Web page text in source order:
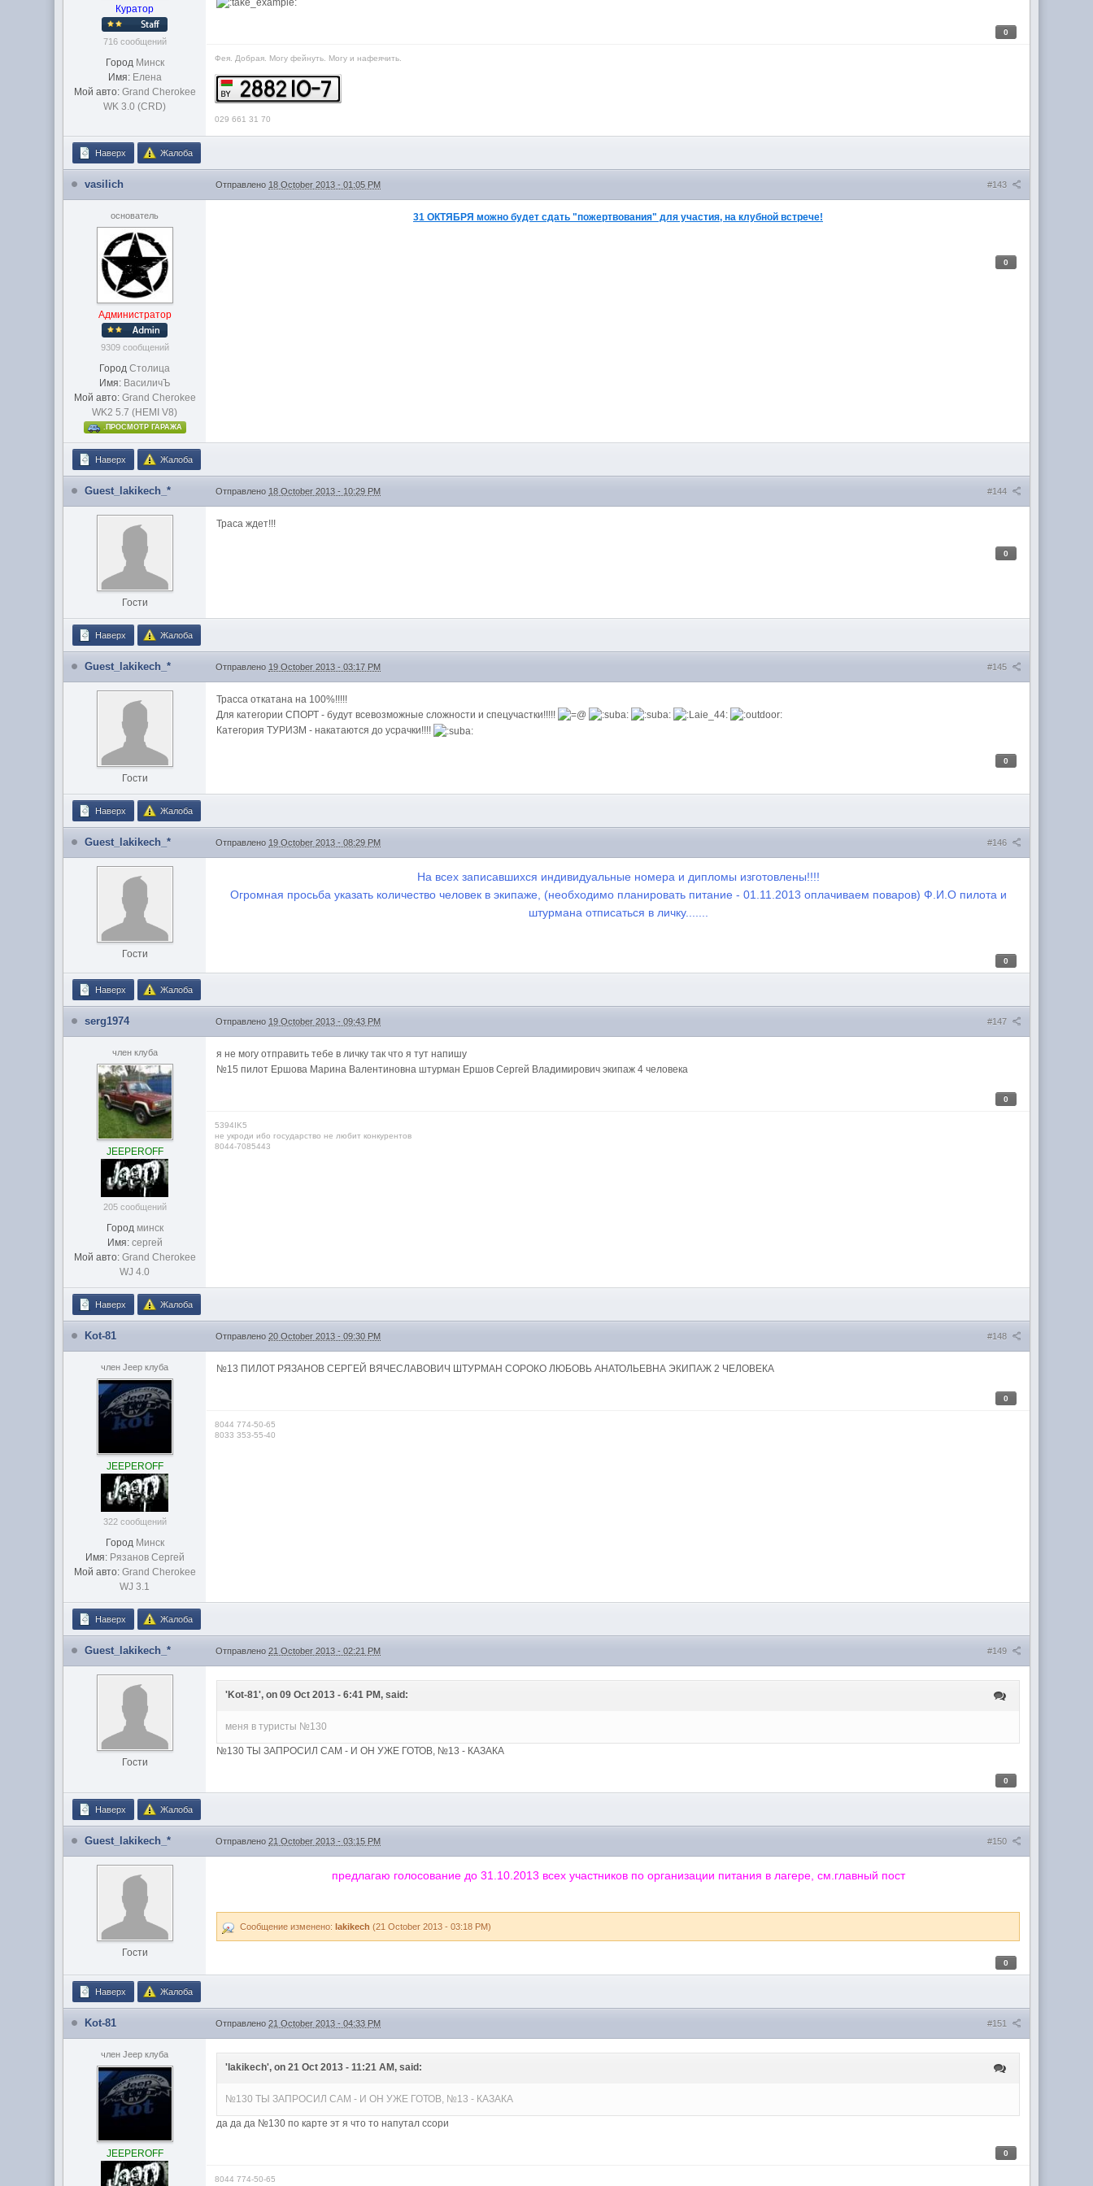
Куратор
716 сообщений
Город Минск
Имя: Елена
Мой авто: Grand Cherokee
WK 3.0 (CRD)
0
Фея. Добрая. Могу фейнуть. Могу и нафеячить.
029 661 31 70
Наверх Жалоба
#143
vasilich Отправлено 18 October 2013 - 01:05 PM
основатель
Администратор
9309 сообщений
Город Столица
Имя: ВасиличЪ
Мой авто: Grand Cherokee
WK2 5.7 (HEMI V8)
.ПРОСМОТР ГАРАЖА
31 ОКТЯБРЯ можно будет сдать "пожертвования" для участия, на клубной встрече!
0
Наверх Жалоба
#144
Guest_lakikech_* Отправлено 18 October 2013 - 10:29 PM
Гости
Траса ждет!!!
0
Наверх Жалоба
#145
Guest_lakikech_* Отправлено 19 October 2013 - 03:17 PM
Гости
Трасса откатана на 100%!!!!!
Для категории СПОРТ - будут всевозможные сложности и спецучастки!!!!!
Категория ТУРИЗМ - накатаются до усрачки!!!!
0
Наверх Жалоба
#146
Guest_lakikech_* Отправлено 19 October 2013 - 08:29 PM
Гости
На всех записавшихся индивидуальные номера и дипломы изготовлены!!!!
Огромная просьба указать количество человек в экипаже, (необходимо планировать питание - 01.11.2013 оплачиваем поваров) Ф.И.О пилота и
штурмана отписаться в личку.......
0
Наверх Жалоба
#147
serg1974 Отправлено 19 October 2013 - 09:43 PM
член клуба
JEEPEROFF
205 сообщений
Город минск
Имя: сергей
Мой авто: Grand Cherokee
WJ 4.0
я не могу отправить тебе в личку так что я тут напишу
№15 пилот Ершова Марина Валентиновна штурман Ершов Сергей Владимирович экипаж 4 человека
0
5394IK5
не укроди ибо государство не любит конкурентов
8044-7085443
Наверх Жалоба
#148
Kot-81 Отправлено20 October 2013 - 09:30 PM
член Jeep клуба
JEEPEROFF
322 сообщений
Город Минск
Имя: Рязанов Сергей
Мой авто: Grand Cherokee
WJ 3.1
№13 ПИЛОТ РЯЗАНОВ СЕРГЕЙ ВЯЧЕСЛАВОВИЧ ШТУРМАН СОРОКО ЛЮБОВЬ АНАТОЛЬЕВНА ЭКИПАЖ 2 ЧЕЛОВЕКА
0
8044 774-50-65
8033 353-55-40
Наверх Жалоба
#149
Guest_lakikech_* Отправлено21 October 2013 - 02:21 PM
Гости
'Kot-81', on 09 Oct 2013 - 6:41 PM, said:
меня в туристы №130
№130 ТЫ ЗАПРОСИЛ САМ - И ОН УЖЕ ГОТОВ, №13 - КАЗАКА
0
Наверх Жалоба
#150
Guest_lakikech_* Отправлено21 October 2013 - 03:15 PM
Гости
предлагаю голосование до 31.10.2013 всех участников по организации питания в лагере, см.главный пост
Сообщение изменено:lakikech (21 October 2013 - 03:18 PM)
0
Наверх Жалоба
#151
Kot-81 Отправлено21 October 2013 - 04:33 PM
член Jeep клуба
JEEPEROFF
'lakikech', on 21 Oct 2013 - 11:21 AM, said:
№130 ТЫ ЗАПРОСИЛ САМ - И ОН УЖЕ ГОТОВ, №13 - КАЗАКА
да да да №130 по карте эт я что то напутал ссори
0
8044 774-50-65